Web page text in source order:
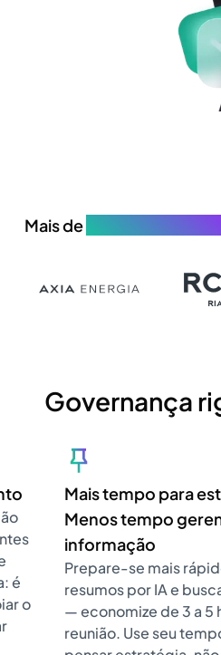
Mais de
Governança
é
o
Mais tempo para
Menos tempo
informação
Prepare-se mais
resumos por IA e
— economize de 3 a 5
reunião. Use seu